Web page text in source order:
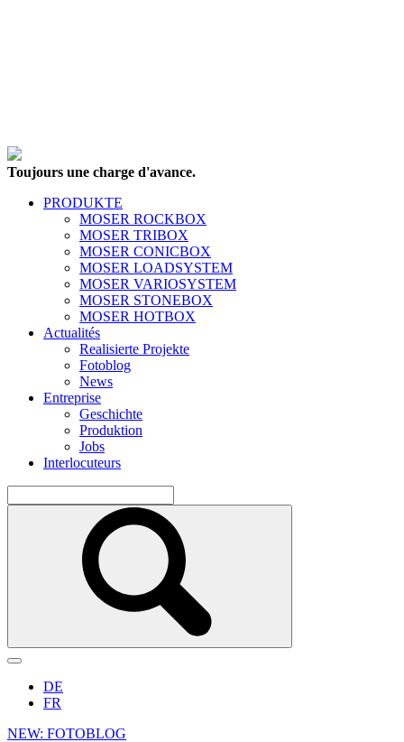
Toujours une charge d'avance.
PRODUKTE
MOSER ROCKBOX
MOSER TRIBOX
MOSER CONICBOX
MOSER LOADSYSTEM
MOSER VARIOSYSTEM
MOSER STONEBOX
MOSER HOTBOX
Actualités
Realisierte Projekte
Fotoblog
News
Entreprise
Geschichte
Produktion
Jobs
Interlocuteurs
DE
FR
NEW: FOTOBLOG